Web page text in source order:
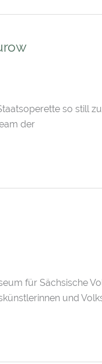
so still
der
für Sächsische
und